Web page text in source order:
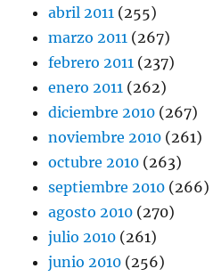
abril 2011 (255)
marzo 2011 (267)
febrero 2011 (237)
enero 2011 (262)
diciembre 2010 (267)
noviembre 2010 (261)
octubre 2010 (263)
septiembre 2010 (266)
agosto 2010 (270)
julio 2010 (261)
junio 2010 (256)